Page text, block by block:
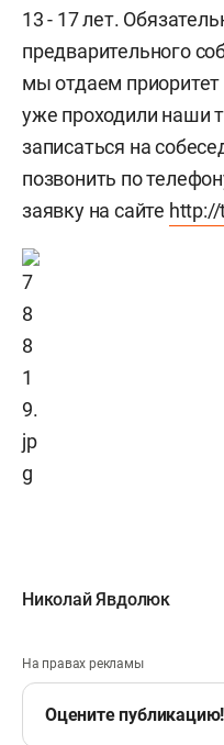
13 - 17 лет.
предварительного
мы отдаем
уже проходили наши
записаться на
позвонить по
заявку на сайте
Николай Явдолюк
На правах рекламы
Оцените публикацию!